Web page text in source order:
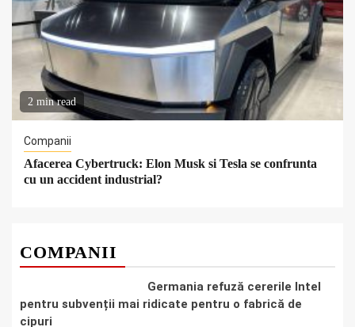
2 min read
Companii
Afacerea Cybertruck: Elon Musk si Tesla se confrunta
cu un accident industrial?
COMPANII
Germania refuză cererile Intel
pentru subvenții mai ridicate pentru o fabrică de
cipuri